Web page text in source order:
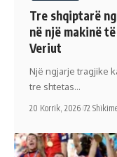
Tre shqiptarë
në një makinë
Veriut
Një ngjarje tragjike
tre shtetas…
20 Korrik, 2026 72